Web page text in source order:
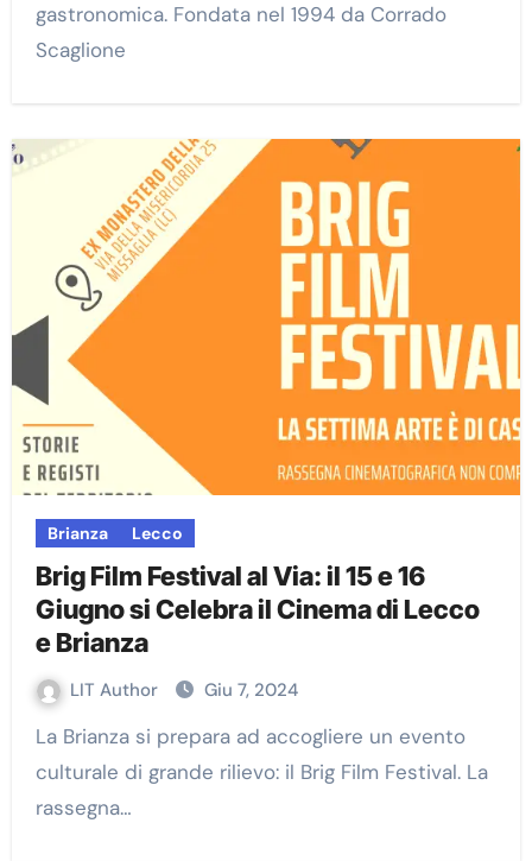
gastronomica. Fondata nel 1994 da Corrado
Scaglione
Brianza Lecco
Brig Film Festival al Via: il 15 e 16
Giugno si Celebra il Cinema di Lecco
e Brianza
LIT Author Giu 7, 2024
La Brianza si prepara ad accogliere un evento
culturale di grande rilievo: il Brig Film Festival. La
rassegna…